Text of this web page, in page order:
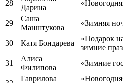
28
Дарина
29
Саша
Манштукова
«Зимняя
30 Катя Бондарева
«Подарок на
зимние
31
Алиса
Филипова
«Зимние
Гаврилова